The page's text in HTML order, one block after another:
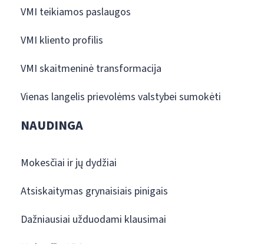
VMI teikiamos paslaugos
VMI kliento profilis
VMI skaitmeninė transformacija
Vienas langelis prievolėms valstybei sumokėti
NAUDINGA
Mokesčiai ir jų dydžiai
Atsiskaitymas grynaisiais pinigais
Dažniausiai užduodami klausimai